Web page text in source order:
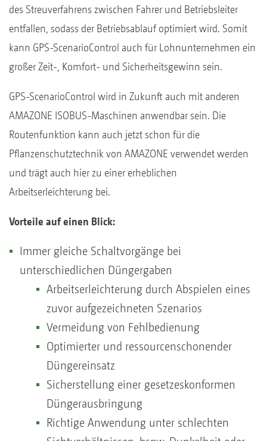
des Streuverfahrens zwischen Fahrer und Betriebsleiter
entfallen, sodass der Betriebsablauf optimiert wird. Somit
kann GPS-ScenarioControl auch für Lohnunternehmen ein
großer Zeit-, Komfort- und Sicherheitsgewinn sein.
GPS-ScenarioControl wird in Zukunft auch mit anderen
AMAZONE ISOBUS-Maschinen anwendbar sein. Die
Routenfunktion kann auch jetzt schon für die
Pflanzenschutztechnik von AMAZONE verwendet werden
und trägt auch hier zu einer erheblichen
Arbeitserleichterung bei.
Vorteile auf einen Blick:
Immer gleiche Schaltvorgänge bei
unterschiedlichen Düngergaben
Arbeitserleichterung durch Abspielen eines
zuvor aufgezeichneten Szenarios
Vermeidung von Fehlbedienung
Optimierter und ressourcenschonender
Düngereinsatz
Sicherstellung einer gesetzeskonformen
Düngerausbringung
Richtige Anwendung unter schlechten